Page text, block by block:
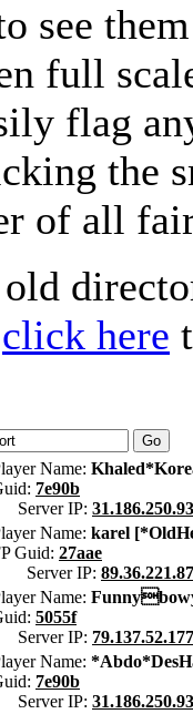
see
full
flag
the
of all
click here
Name:
7e90b
Server IP:
Name: karel
Guid: 27aae
Server IP:
Name:
5055f
Server IP:
Name:
7e90b
Server IP: